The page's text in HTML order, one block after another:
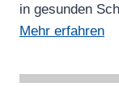
in gesunden
Mehr erfahren